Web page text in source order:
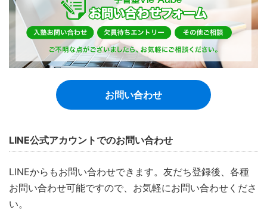
お問い合わせ
LINE公式アカウントでのお問い合わせ
LINEからもお問い合わせできます。友だち登録後、各種
お問い合わせ可能ですので、お気軽にお問い合わせくださ
い。